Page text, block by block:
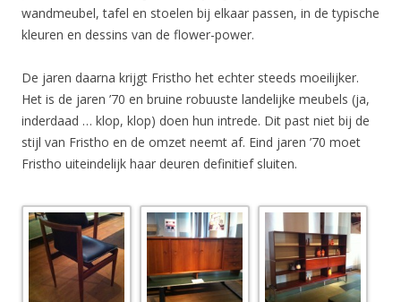
wandmeubel, tafel en stoelen bij elkaar passen, in de typische
kleuren en dessins van de flower-power.
De jaren daarna krijgt Fristho het echter steeds moeilijker.
Het is de jaren ’70 en bruine robuuste landelijke meubels (ja,
inderdaad … klop, klop) doen hun intrede. Dit past niet bij de
stijl van Fristho en de omzet neemt af. Eind jaren ’70 moet
Fristho uiteindelijk haar deuren definitief sluiten.